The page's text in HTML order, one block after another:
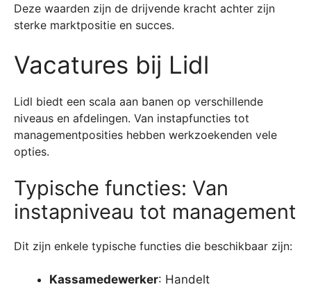
Deze waarden zijn de drijvende kracht achter zijn
sterke marktpositie en succes.
Vacatures bij Lidl
Lidl biedt een scala aan banen op verschillende
niveaus en afdelingen. Van instapfuncties tot
managementposities hebben werkzoekenden vele
opties.
Typische functies: Van
instapniveau tot management
Dit zijn enkele typische functies die beschikbaar zijn:
Kassamedewerker: Handelt